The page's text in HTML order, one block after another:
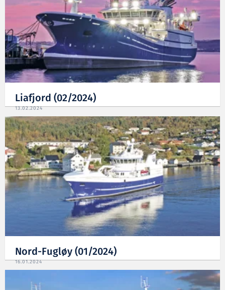
Liafjord (02/2024)
13.02.2024
Nord-Fugløy (01/2024)
16.01.2024